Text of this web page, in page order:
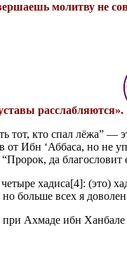
молитву не
расслабляются».
тот, кто спал лёжа” —
от Ибн ‘Аббаса, но не
да благословит
хадиса[4]: (это)
больше всех я
Ахмаде ибн